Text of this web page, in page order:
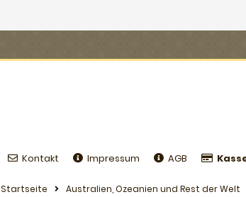
Kontakt Impressum AGB
Startseite Australien, Ozeanien und Rest der Welt